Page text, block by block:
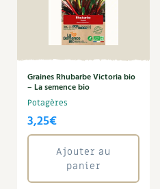
Graines Rhubarbe Victoria bio
– La semence bio
Potagères
3,25€
Ajouter au
panier